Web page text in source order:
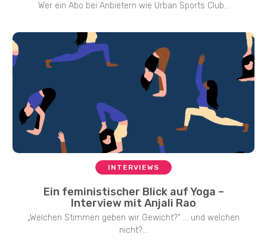
Wer ein Abo bei Anbietern wie Urban Sports Club...
INTERVIEWS
Ein feministischer Blick auf Yoga –
Interview mit Anjali Rao
„Welchen Stimmen geben wir Gewicht?“ … und welchen
nicht?...